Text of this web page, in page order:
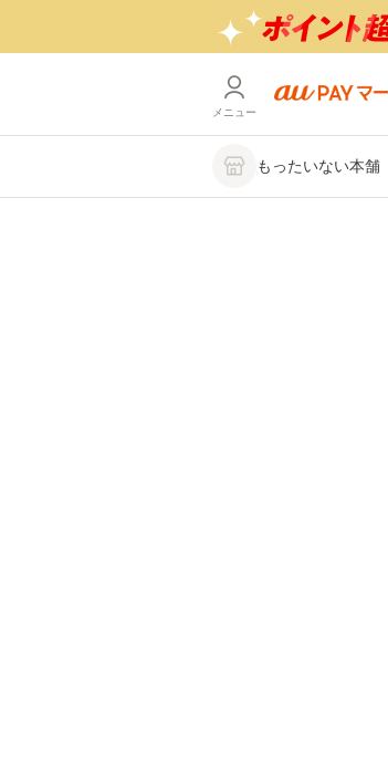
メニュー
もったいない本舗